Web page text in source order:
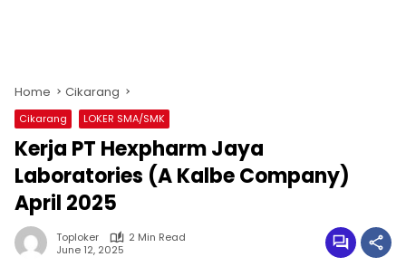
Home Cikarang
Cikarang LOKER SMA/SMK
Kerja PT Hexpharm Jaya
Laboratories (A Kalbe Company)
April 2025
Toploker
2 Min Read
June 12, 2025